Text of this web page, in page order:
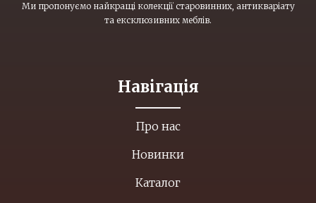
Ми пропонуємо найкращі колекції старовинних, антикваріату
та ексклюзивних меблів.
Навігація
Про нас
Новинки
Каталог